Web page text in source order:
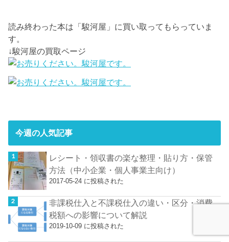
読み終わった本は「駿河屋」に買い取ってもらっていま
す。
↓駿河屋の買取ページ
今週の人気記事
レシート・領収書の楽な整理・貼り方・保管
方法（中小企業・個人事業主向け）
2017-05-24 に投稿された
非課税仕入と不課税仕入の違い・区分・消費
税額への影響について解説
2019-10-09 に投稿された